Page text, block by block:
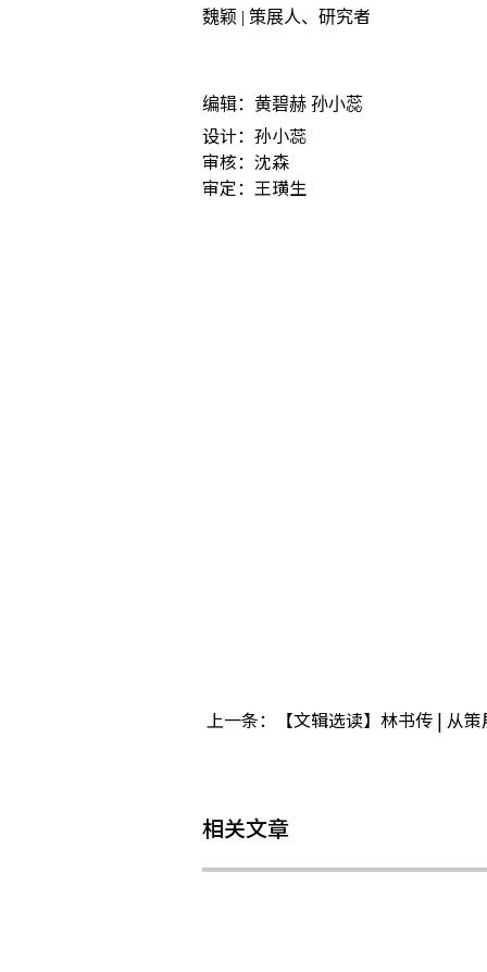
魏颖 | 策展人、研究者
编辑：黄碧赫 孙小蕊
设计：孙小蕊
审核：沈森
审定：王璜生
上一条： 【文辑选读】林书传 |
相关文章